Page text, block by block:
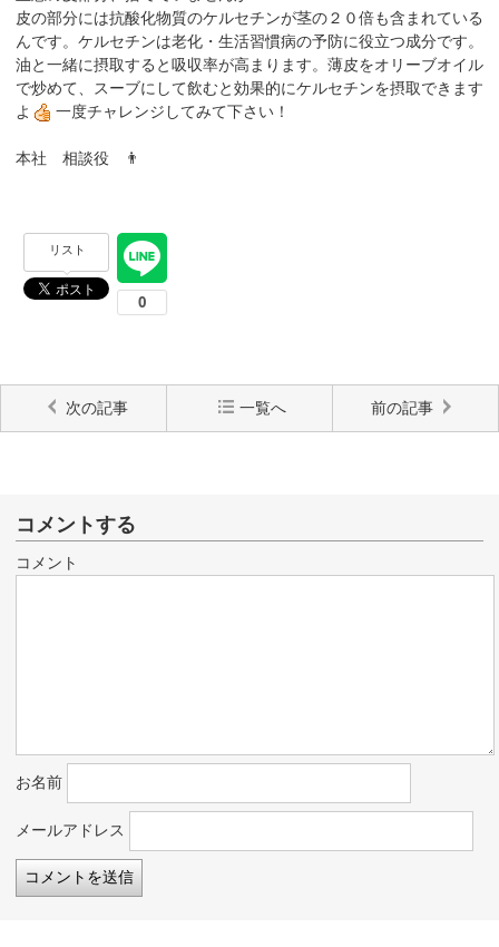
皮の部分には抗酸化物質のケルセチンが茎の２０倍も含まれている
んです。ケルセチンは老化・生活習慣病の予防に役立つ成分です。
油と一緒に摂取すると吸収率が高まります。薄皮をオリーブオイル
で炒めて、スーブにして飲むと効果的にケルセチンを摂取できます
よ
一度チャレンジしてみて下さい！
本社 相談役 👨
リスト
次の記事 一覧へ 前の記事
コメントする
コメント
お名前
メールアドレス